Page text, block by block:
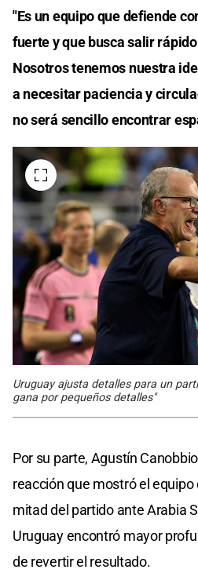
"Es un equipo que defiende
fuerte y que busca salir
Nosotros tenemos nuestra
a necesitar paciencia y
no será sencillo encontrar
Uruguay ajusta detalles para un
gana por pequeños detalles"
Por su parte, Agustín
reacción que mostró el
mitad del partido ante Arabia
Uruguay encontró mayor
de revertir el resultado.